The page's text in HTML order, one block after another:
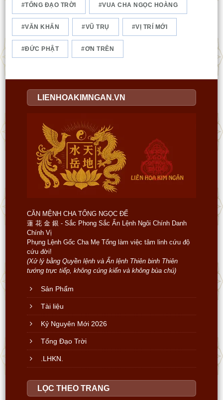
TỔNG ĐẠO TRỜI VUA CHA NGỌC HOÀNG
VĂN KHẤN VŨ TRỤ VỊ TRÍ MỚI
ĐỨC PHẬT ƠN TRÊN
LIENHOAKIMNGAN.VN
CĂN MỆNH CHA TỔNG NGỌC ĐẾ
蓮 花 金 銀 - Sắc Phong Sắc Ấn Lệnh Ngôi Chính Danh
Chính Vị
Phụng Lệnh Gốc Cha Mẹ Tổng làm việc tâm linh cứu độ
cứu đời!
(Xử lý bằng Quyền lệnh và Ấn lệnh Thiên binh Thiên
tướng trực tiếp, không cúng kiến và không bùa chú)
Sản Phẩm
Tài liệu
Kỷ Nguyên Mới 2026
Tổng Đạo Trời
.LHKN.
LỌC THEO TRANG